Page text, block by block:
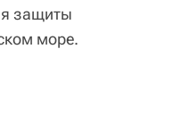
защиты
море.